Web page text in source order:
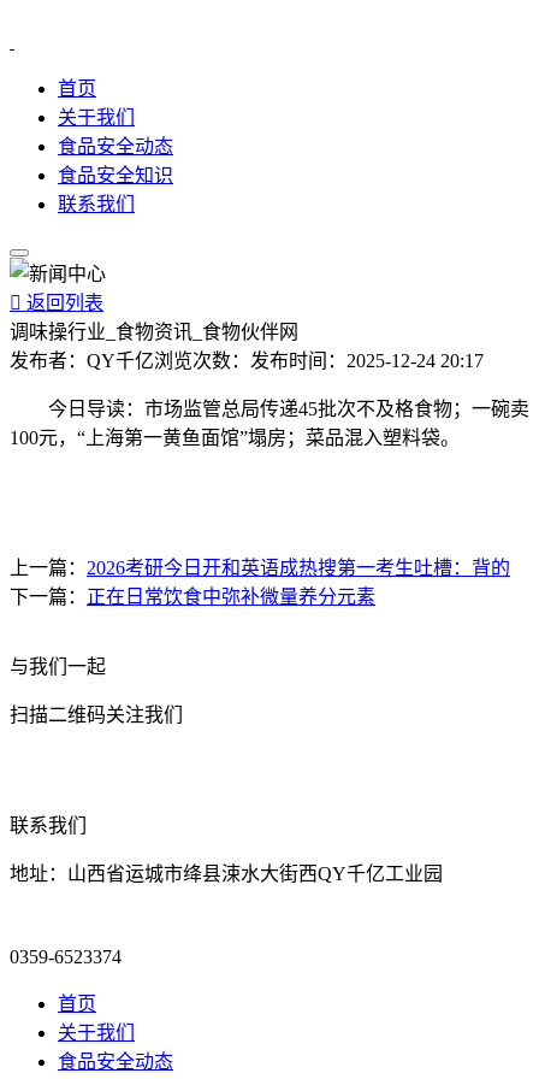
首页
关于我们
食品安全动态
食品安全知识
联系我们
 返回列表
调味操行业_食物资讯_食物伙伴网
发布者： QY千亿浏览次数： 发布时间： 2025-12-24 20:17
今日导读：市场监管总局传递45批次不及格食物；一碗卖
100元，“上海第一黄鱼面馆”塌房；菜品混入塑料袋。
上一篇： 2026考研今日开和英语成热搜第一考生吐槽：背的
下一篇： 正在日常饮食中弥补微量养分元素
与我们一起
扫描二维码关注我们
联系我们
地址：山西省运城市绛县涑水大街西QY千亿工业园
0359-6523374
首页
关于我们
食品安全动态